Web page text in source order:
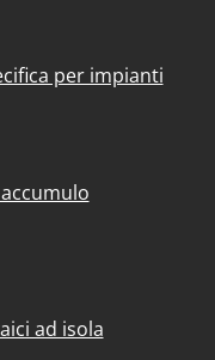
per impianti
ad isola